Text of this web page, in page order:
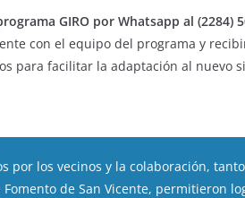
GIRO por Whatsapp al (2284)
con el equipo del programa y
para facilitar la adaptación al nuevo
por los vecinos y la colaboración,
Fomento de San Vicente, permitieron